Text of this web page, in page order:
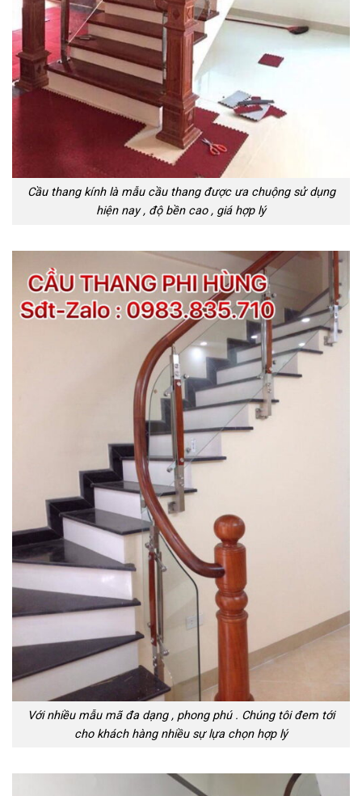
Cầu thang kính là mẫu cầu thang được ưa chuộng sử dụng
hiện nay , độ bền cao , giá hợp lý
Với nhiều mẫu mã đa dạng , phong phú . Chúng tôi đem tới
cho khách hàng nhiều sự lựa chọn hợp lý